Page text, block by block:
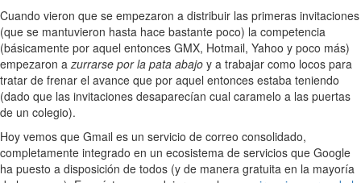
Cuando vieron que se empezaron a distribuir las primeras invitaciones
(que se mantuvieron hasta hace bastante poco) la competencia
(básicamente por aquel entonces GMX, Hotmail, Yahoo y poco más)
empezaron azurrarse por la pata abajo y a trabajar como locos para
tratar de frenar el avance que por aquel entonces estaba teniendo
(dado que las invitaciones desaparecían cual caramelo a las puertas
de un colegio).
Hoy vemos que Gmail es un servicio de correo consolidado,
completamente integrado en un ecosistema de servicios que Google
ha puesto a disposición de todos (y de manera gratuita en la mayoría